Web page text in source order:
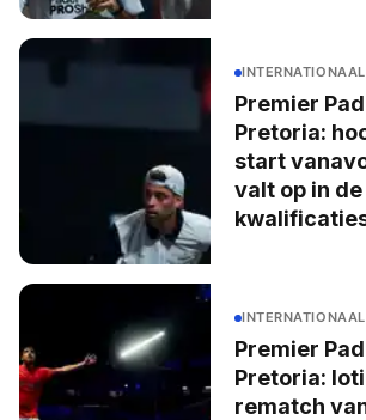
INTERNATIONAAL
Premier
Pretoria:
start
valt op in de
INTERNATIONAAL
Premier
Pretoria:
rematch